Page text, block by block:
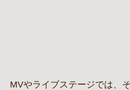
MVやライブステージでは、